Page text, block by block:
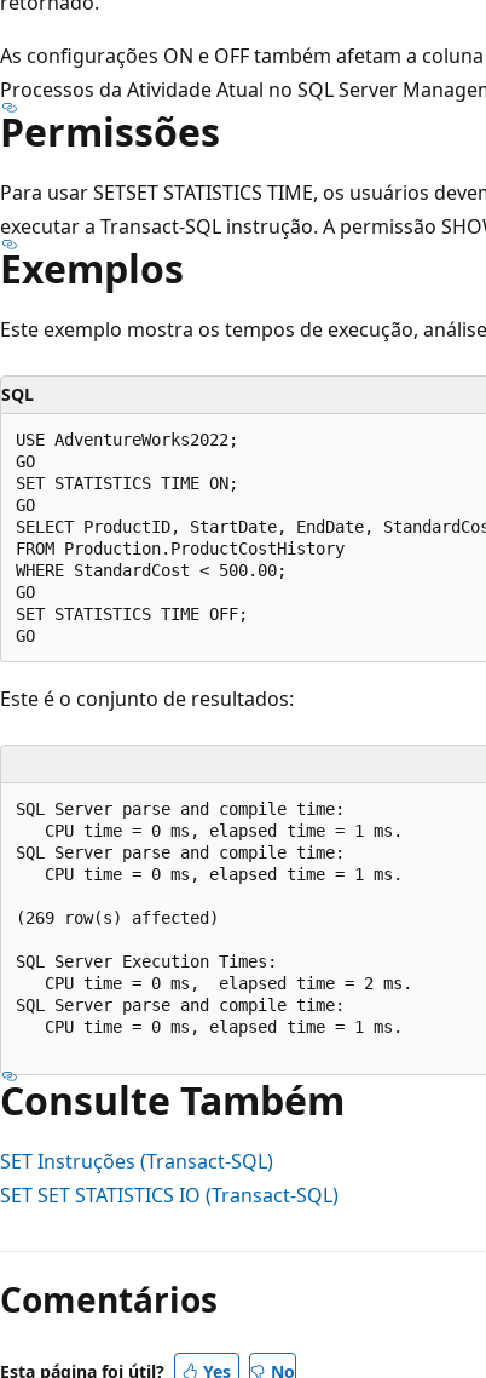
As configurações ON e OFF também afetam a
Processos da Atividade Atual no SQL Server
Permissões
Para usar SETSET STATISTICS TIME, os usuários
executar a Transact-SQL instrução. A permissão
Exemplos
Este exemplo mostra os tempos de execução,
SQL
USE AdventureWorks2022;
GO
SET STATISTICS TIME ON;
GO
SELECT ProductID, StartDate, EndDate,
FROM Production.ProductCostHistory
WHERE StandardCost < 500.00;
GO
SET STATISTICS TIME OFF;
Este é o conjunto de resultados:
SQL Server parse and compile time:
   CPU time = 0 ms, elapsed time = 1 ms.
SQL Server parse and compile time:
   CPU time = 0 ms, elapsed time = 1 ms.
(269 row(s) affected)
SQL Server Execution Times:
   CPU time = 0 ms,  elapsed time = 2 ms.
SQL Server parse and compile time:
   CPU time = 0 ms, elapsed time = 1 ms.
Consulte Também
SET Instruções (Transact-SQL)
SET SET STATISTICS IO (Transact-SQL)
de
leitura
Comentários
Esta página foi útil? Yes No